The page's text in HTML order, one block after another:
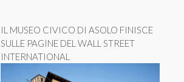
IL MUSEO CIVICO DI ASOLO FINISCE
SULLE PAGINE DEL WALL STREET
INTERNATIONAL